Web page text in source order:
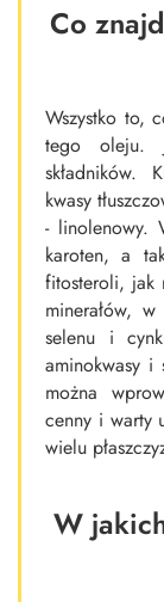
Co
Wszystko to,
tego oleju.
składników.
kwasy
- linolenowy.
karoten, a
fitosteroli, jak
minerałów,
selenu i
aminokwasy i
można
cenny i warty
wielu
W